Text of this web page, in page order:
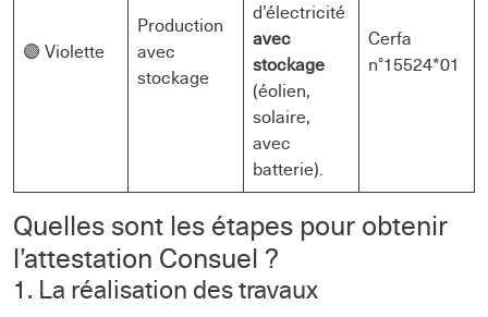
🟣 Violette
Production
avec
stockage
d’électricité
avec
stockage
(éolien,
solaire,
avec
batterie).
Cerfa
n°15524*01
Quelles sont les étapes pour obtenir
l’attestation Consuel ?
1. La réalisation des travaux